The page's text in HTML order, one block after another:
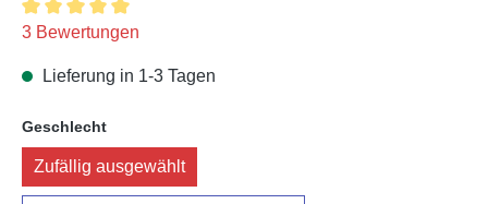
Durchschnittliche Bewertung von 5 von 5 Sternen
3 Bewertungen
Lieferung in 1-3 Tagen
Geschlechtauswählen
Zufällig ausgewählt